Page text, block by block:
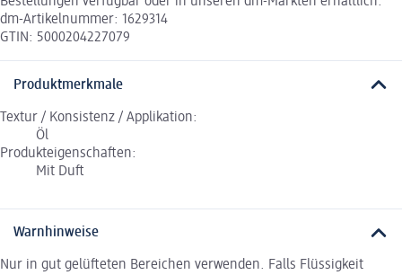
dm-Artikelnummer: 1629314
GTIN: 5000204227079
Produktmerkmale
Textur / Konsistenz / Applikation:
Öl
Produkteigenschaften:
Mit Duft
Warnhinweise
Nur in gut gelüfteten Bereichen verwenden. Falls Flüssigkeit